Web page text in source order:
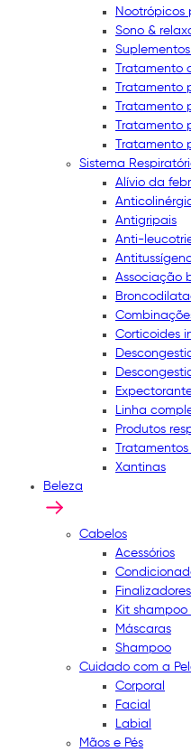
Nootrópicos
Sono &
Tratamento
Tratamento
Tratamento
Tratamento
Tratamento
Sistema
Alívio da
Antigripais
Anti-
Associação
Corticoides
Linha
Produtos
Xantinas
Beleza
Cabelos
Acessórios
Finalizadores
Kit
Máscaras
Shampoo
Cuidado com a
Corporal
Facial
Labial
Mãos e Pés